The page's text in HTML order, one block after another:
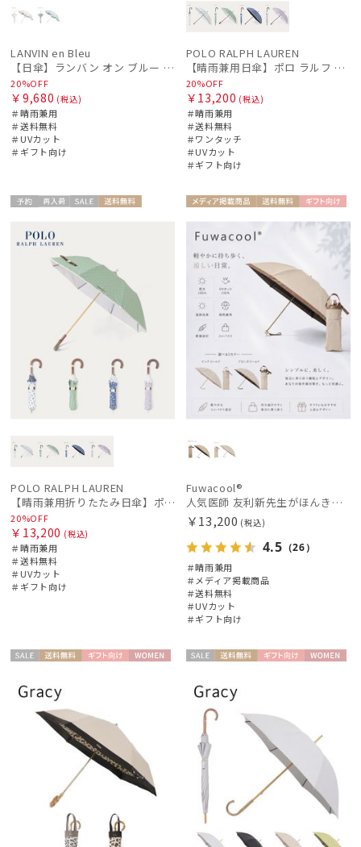
LANVIN en Bleu
【日傘】ランバン オン ブルー (LANVIN en Bleu) ラッフルフリル ショート折りたたみ傘 楽折り
20%OFF
￥9,680 (税込)
＃晴雨兼用
＃送料無料
＃UVカット
＃ギフト向け
POLO RALPH LAUREN
【晴雨兼用日傘】ポロ ラルフ ローレン (POLO RALPH LAUREN) WoodBloac Flower 遮光 UV 遮熱
20%OFF
￥13,200 (税込)
＃晴雨兼用
＃送料無料
＃ワンタッチ
＃UVカット
＃ギフト向け
荷
ギフト
向け
N
POLO RALPH LAUREN
【晴雨兼用折りたたみ日傘】ポロ ラルフ ローレン (POLO RALPH LAUREN) WoodBloac Flower 遮光 UV 遮熱
20%OFF
￥13,200 (税込)
＃晴雨兼用
＃送料無料
＃UVカット
＃ギフト向け
載商品
料
向け
WOME
Fuwacool®
人気医師 友利新先生がほんきで作った”絶対に忘れない誰でも日傘” 50【晴雨兼用折りたたみ日傘】フワクール® (Fuwacool®) 雨の日OK 軽量 遮光100％ UV100%
￥13,200 (税込)
4.5 （26）
＃晴雨兼用
＃メディア掲載商品
＃送料無料
＃UVカット
＃ギフト向け
ル
料
ル
料